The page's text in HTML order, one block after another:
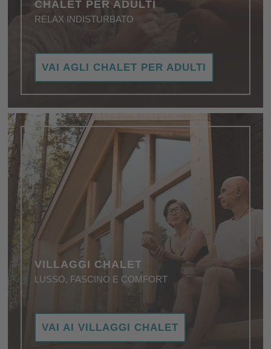
CHALET PER ADULTI
RELAX INDISTURBATO
coppie senza bambini o genitori con figli adulti: negli
chalet adults only vi godrete una pausa alla larga
dal trambusto.
VAI AGLI CHALET PER ADULTI
VILLAGGI CHALET
LUSSO, FASCINO E COMFORT
e una boccata d’aria fresca: questa è la priorità
assoluta di una vacanza nei Villaggi Chalet in
VAI AI VILLAGGI CHALET